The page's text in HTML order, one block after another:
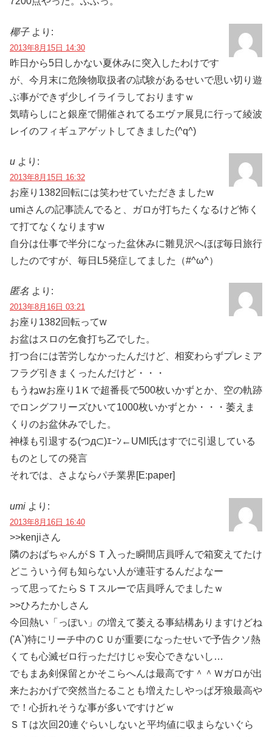
椰子 より:
2013年8月15日 14:30
昨日から5日しかない夏休みに突入したわけです
が、今月末に危険物取扱者の試験があるせいで思い切り遊
ぶ事ができず少しイライラしておりますｗ
気晴らしにと銀座で開催されてるエヴァ展見に行って綾波
レイのフィギュアゲットしてきました(^q^)
u より:
2013年8月15日 16:32
お座り1382回転には笑わせていただきましたw
umiさんの記事読んでると、ガロが打ちたくなるけど怖く
て打てなくなりますw
自分は仕事で半分になった盆休みに雛見沢へほぼ毎日旅行
したのですが、毎日L5発症してました（#^ω^）
匿名 より:
2013年8月16日 03:21
お座り1382回転ってw
お盆はスロの乞食打ち乙でした。
打つ台には苦労しなかったんだけど、相変わらずプレミア
フラグ引きまくったんだけど・・・
もうねwお座り1Ｋで超番長で500枚いかずとか、空の軌跡
でロングフリーズひいて1000枚いかずとか・・・萎えま
くりのお盆休みでした。
神様も引退する(つд⊂)ｴｰﾝ←UMI氏はすでに引退している
ものとしての発言
それでは、さよならパチ業界[E:paper]
umi より:
2013年8月16日 16:40
>>kenjiさん
隣のおばちゃんがＳＴ入った瞬間店員呼んで箱変えてたけ
どこういう何も知らない人が連荘するんだよなー
って思ってたらＳＴスルーで店員呼んでましたｗ
>>ひろたかしさん
今回熱い「っぽい」の増えて萎える事結構ありますけどね
('A`)特にリーチ中のＣＵが重要になったせいで予告クソ熱
くても心滅ゼロ行っただけじゃ安心できないし…
でもまあ剣保留とかそこらへんは最高です＾＾Ｗガロが出
来たおかげで突然当たることも増えたしやっぱ牙狼最高や
で！心折れそうな事が多いですけどｗ
ＳＴは次回20連ぐらいしないと平均値に収まらないぐら